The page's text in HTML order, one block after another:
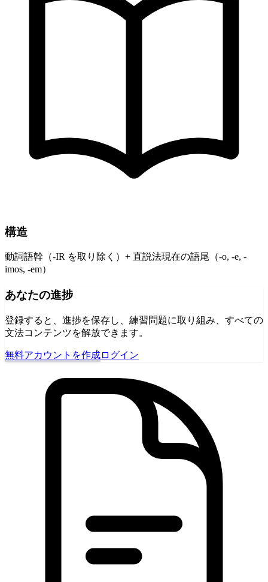
構造
動詞語幹（-IR を取り除く）+ 直説法現在の語尾（-o, -e, -
imos, -em）
あなたの進捗
登録すると、進捗を保存し、練習問題に取り組み、すべての
文法コンテンツを解放できます。
無料アカウントを作成ログイン